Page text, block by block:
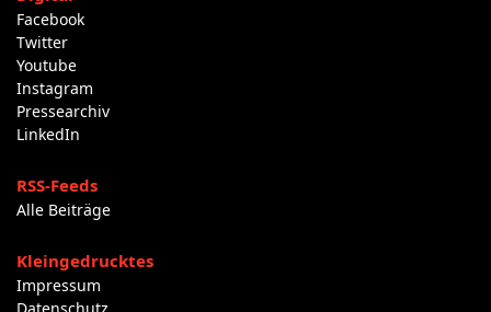
Facebook
Twitter
Youtube
Instagram
Pressearchiv
LinkedIn
RSS-Feeds
Alle Beiträge
Kleingedrucktes
Impressum